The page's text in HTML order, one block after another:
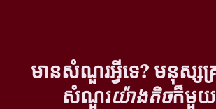
មានសំណួរអ្វីទេ? មនុស្សគ្រ
សំណួរយ៉ាងតិចក៏មួយ